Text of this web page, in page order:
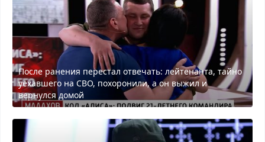
После ранения перестал отвечать: лейтенанта, тайно
уехавшего на СВО, похоронили, а он выжил и
вернулся домой